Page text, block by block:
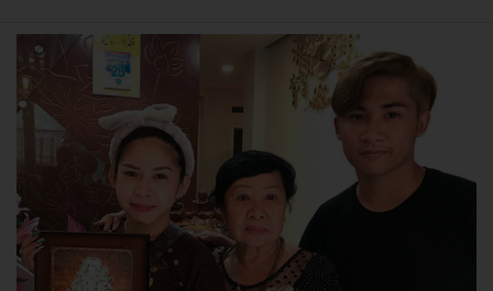
ngược nhận được những cơ may để từng bước thành danh với nghiệp ca
diễn”.